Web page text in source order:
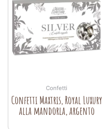
Confetti
Confetti Maxtris, Royal Luxury
alla mandorla, argento